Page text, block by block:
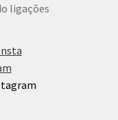
ligações